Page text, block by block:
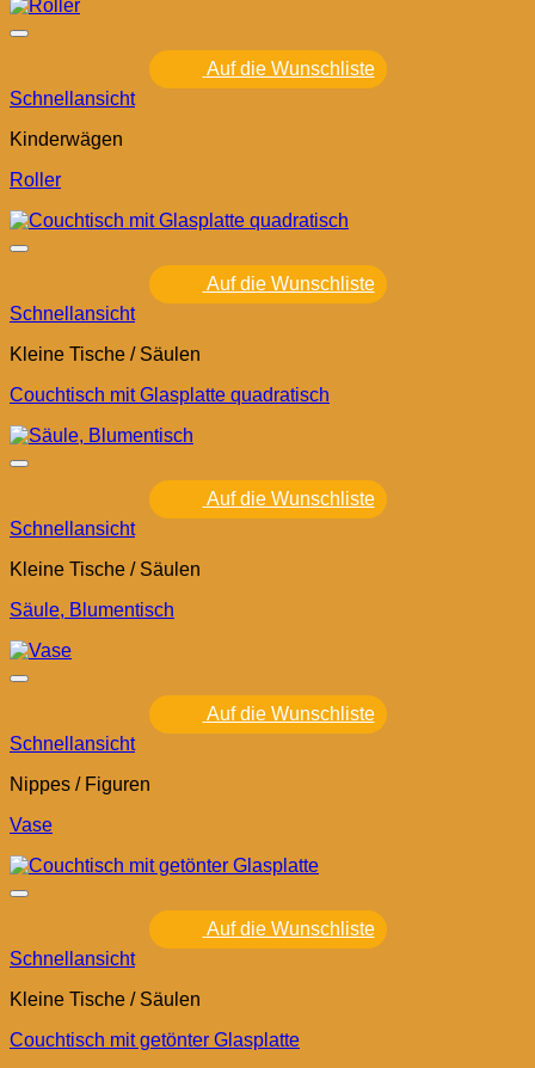
Auf die Wunschliste
Schnellansicht
Kinderwägen
Roller
Auf die Wunschliste
Schnellansicht
Kleine Tische / Säulen
Couchtisch mit Glasplatte quadratisch
Auf die Wunschliste
Schnellansicht
Kleine Tische / Säulen
Säule, Blumentisch
Auf die Wunschliste
Schnellansicht
Nippes / Figuren
Vase
Auf die Wunschliste
Schnellansicht
Kleine Tische / Säulen
Couchtisch mit getönter Glasplatte